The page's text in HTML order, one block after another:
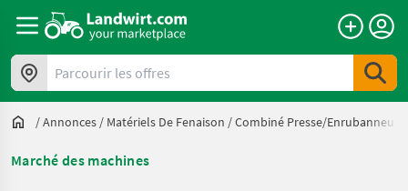
Parcourir les offres
/Annonces / Matériels De Fenaison /Combiné Presse/enrubanneuse
Marché des machines